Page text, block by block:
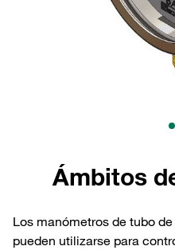
Ámbitos
Los manómetros de tubo
pueden utilizarse para